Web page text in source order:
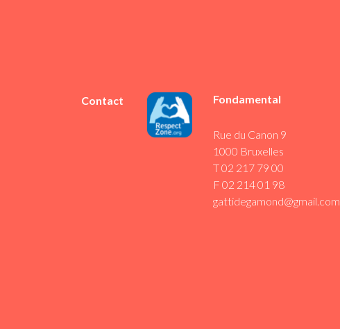
Contact Fondamental
Rue du Canon 9
1000 Bruxelles
T 02 217 79 00
F 02 214 01 98
gattidegamond@gmail.com